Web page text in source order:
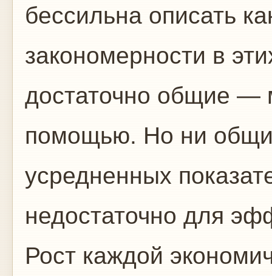
бессильна описать
закономерности в
достаточно общие —
помощью. Но ни
усредненных
недостаточно для
Рост каждой